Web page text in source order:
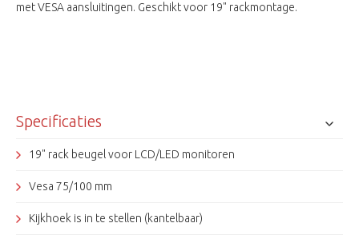
met VESA aansluitingen. Geschikt voor 19" rackmontage.
Specificaties
19" rack beugel voor LCD/LED monitoren
Vesa 75/100 mm
Kijkhoek is in te stellen (kantelbaar)